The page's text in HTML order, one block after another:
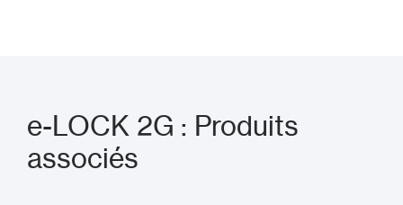
e-LOCK 2G : Produits
associés